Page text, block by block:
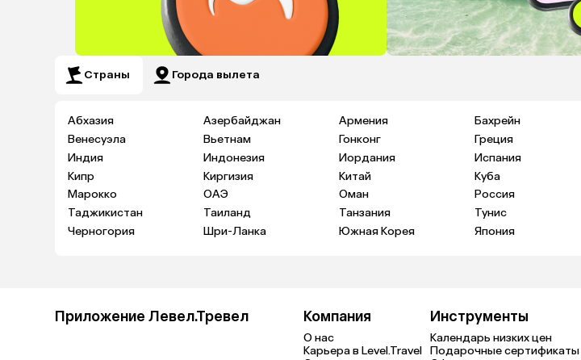
Страны Города вылета
Абхазия Азербайджан Армения Бахрейн
Венесуэла
Вьетнам Гонконг Греция
Индия
Индонезия Иордания Испания
Кипр
Киргизия Китай Куба
Марокко
ОАЭ Оман Россия
Таджикистан
Таиланд Танзания Тунис
Черногория
Шри-Ланка Южная Корея Япония
Приложение Левел.Тревел Компания
О нас
Карьера в Level.Travel
Инструменты
Календарь низких цен
Подарочные сертификаты